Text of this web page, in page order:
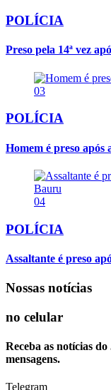
POLÍCIA
Preso pela 14ª vez
03
POLÍCIA
Homem é preso após
04
POLÍCIA
Assaltante é preso
Nossas notícias
no celular
Receba as notícias
mensagens.
Telegram